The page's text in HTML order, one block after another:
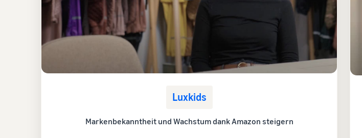
Luxkids
Markenbekanntheit und Wachstum dank Amazon steigern